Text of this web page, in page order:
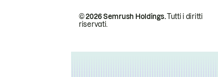
© 2026 Semrush Holdings.Tutti i diritti
riservati.